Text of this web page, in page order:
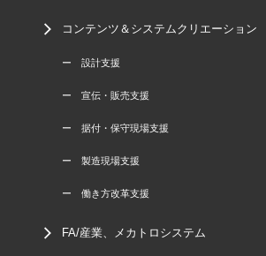
コンテンツ＆システムクリエーション
ー 設計支援
ー 宣伝・販売支援
ー 据付・保守現場支援
ー 製造現場支援
ー 働き方改革支援
FA/産業、メカトロシステム